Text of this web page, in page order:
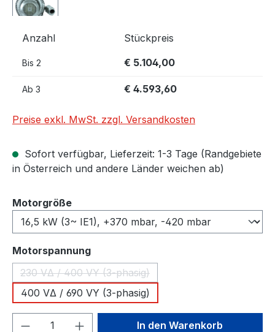
Anzahl Stückpreis
Bis 2 € 5.104,00
Ab 3 € 4.593,60
Preise exkl. MwSt. zzgl. Versandkosten
Sofort verfügbar, Lieferzeit: 1-3 Tage (Randgebiete
in Österreich und andere Länder weichen ab)
Motorgrößeauswählen
Motorspannungauswählen
230 VΔ / 400 VY (3-phasig)
(Diese Option ist zurzeit nicht verfügbar.)
400 VΔ / 690 VY (3-phasig)
Produkt Anzahl: Gib denIn den Warenkorb